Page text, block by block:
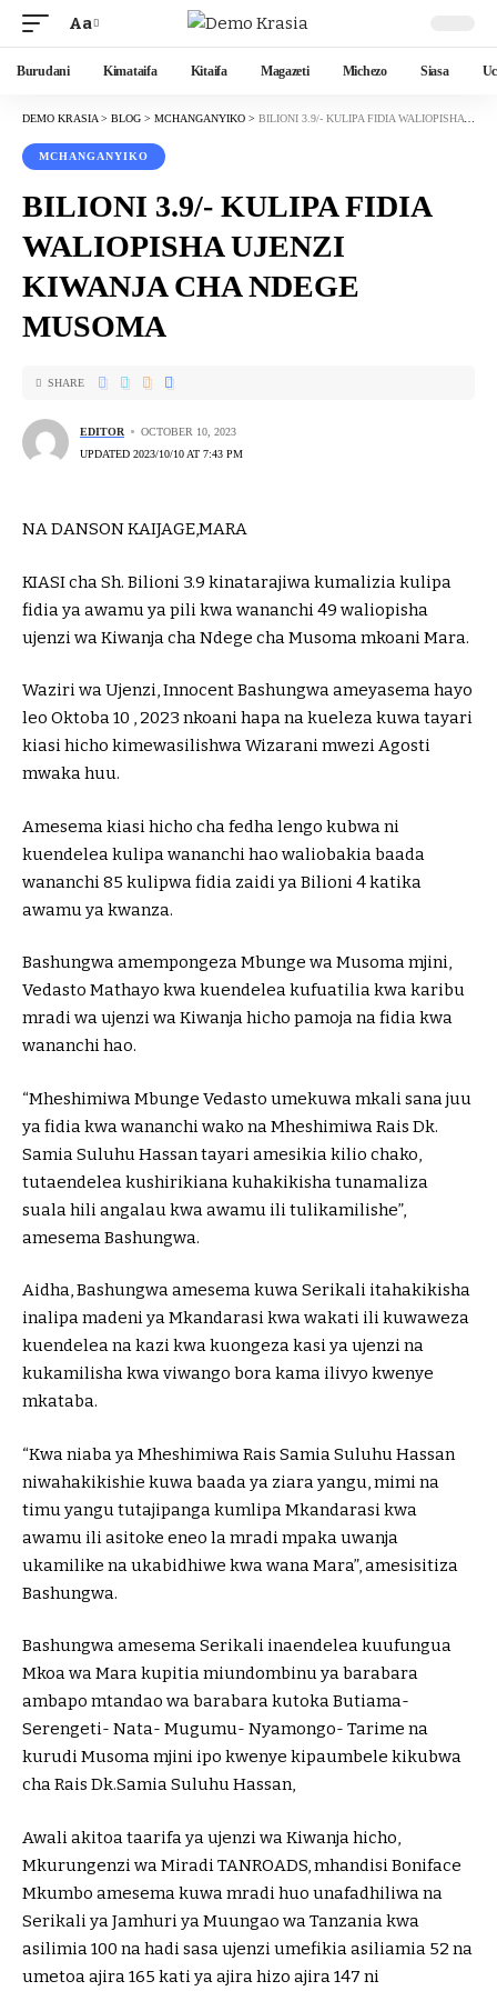
Aa
Burudani Kimataifa Kitaifa Magazeti Michezo Siasa
DEMO KRASIA > BLOG > MCHANGANYIKO > BILIONI 3.9/- KULIPA FIDIA WALIOPISHA UJENZI KIWANJA CHA NDEGE MUSOMA
MCHANGANYIKO
BILIONI 3.9/- KULIPA FIDIA
WALIOPISHA UJENZI
KIWANJA CHA NDEGE
MUSOMA
EDITOR
OCTOBER 10, 2023
UPDATED 2023/10/10 AT 7:43 PM
SHARE
NA DANSON KAIJAGE,MARA
KIASI cha Sh. Bilioni 3.9 kinatarajiwa kumalizia kulipa
fidia ya awamu ya pili kwa wananchi 49 waliopisha
ujenzi wa Kiwanja cha Ndege cha Musoma mkoani Mara.
Waziri wa Ujenzi, Innocent Bashungwa ameyasema hayo
leo Oktoba 10 , 2023 nkoani hapa na kueleza kuwa tayari
kiasi hicho kimewasilishwa Wizarani mwezi Agosti
mwaka huu.
Amesema kiasi hicho cha fedha lengo kubwa ni
kuendelea kulipa wananchi hao waliobakia baada
wananchi 85 kulipwa fidia zaidi ya Bilioni 4 katika
awamu ya kwanza.
Bashungwa amempongeza Mbunge wa Musoma mjini,
Vedasto Mathayo kwa kuendelea kufuatilia kwa karibu
mradi wa ujenzi wa Kiwanja hicho pamoja na fidia kwa
wananchi hao.
“Mheshimiwa Mbunge Vedasto umekuwa mkali sana juu
ya fidia kwa wananchi wako na Mheshimiwa Rais Dk.
Samia Suluhu Hassan tayari amesikia kilio chako,
tutaendelea kushirikiana kuhakikisha tunamaliza
suala hili angalau kwa awamu ili tulikamilishe”,
amesema Bashungwa.
Aidha, Bashungwa amesema kuwa Serikali itahakikisha
inalipa madeni ya Mkandarasi kwa wakati ili kuwaweza
kuendelea na kazi kwa kuongeza kasi ya ujenzi na
kukamilisha kwa viwango bora kama ilivyo kwenye
mkataba.
“Kwa niaba ya Mheshimiwa Rais Samia Suluhu Hassan
niwahakikishie kuwa baada ya ziara yangu, mimi na
timu yangu tutajipanga kumlipa Mkandarasi kwa
awamu ili asitoke eneo la mradi mpaka uwanja
ukamilike na ukabidhiwe kwa wana Mara”, amesisitiza
Bashungwa.
Bashungwa amesema Serikali inaendelea kuufungua
Mkoa wa Mara kupitia miundombinu ya barabara
ambapo mtandao wa barabara kutoka Butiama-
Serengeti- Nata- Mugumu- Nyamongo- Tarime na
kurudi Musoma mjini ipo kwenye kipaumbele kikubwa
cha Rais Dk.Samia Suluhu Hassan,
Awali akitoa taarifa ya ujenzi wa Kiwanja hicho,
Mkurungenzi wa Miradi TANROADS, mhandisi Boniface
Mkumbo amesema kuwa mradi huo unafadhiliwa na
Serikali ya Jamhuri ya Muungao wa Tanzania kwa
asilimia 100 na hadi sasa ujenzi umefikia asiliamia 52 na
umetoa ajira 165 kati ya ajira hizo ajira 147 ni